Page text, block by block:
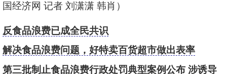
国经济网 记者 刘潇潇 韩肖）
反食品浪费已成全民共识
解决食品浪费问题，好特卖百货超市做出表率
第三批制止食品浪费行政处罚典型案例公布 涉诱导